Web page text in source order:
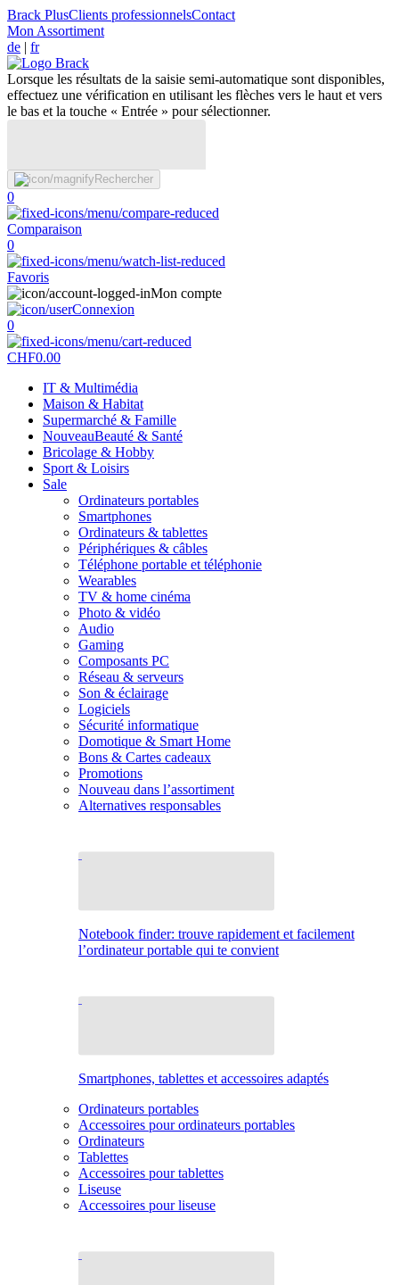
Brack PlusClients professionnelsContact
Mon Assortiment
de | fr
Lorsque les résultats de la saisie semi-automatique sont disponibles,
effectuez une vérification en utilisant les flèches vers le haut et vers
le bas et la touche « Entrée » pour sélectionner.
Rechercher
0
Comparaison
0
Favoris
Mon compte
Connexion
0
CHF0.00
IT & Multimédia
Maison & Habitat
Supermarché & Famille
NouveauBeauté & Santé
Bricolage & Hobby
Sport & Loisirs
Sale
Ordinateurs portables
Smartphones
Ordinateurs & tablettes
Périphériques & câbles
Téléphone portable et téléphonie
Wearables
TV & home cinéma
Photo & vidéo
Audio
Gaming
Composants PC
Réseau & serveurs
Son & éclairage
Logiciels
Sécurité informatique
Domotique & Smart Home
Bons & Cartes cadeaux
Promotions
Nouveau dans l’assortiment
Alternatives responsables
Notebook finder: trouve rapidement et facilement
l’ordinateur portable qui te convient
Smartphones, tablettes et accessoires adaptés
Ordinateurs portables
Accessoires pour ordinateurs portables
Ordinateurs
Tablettes
Accessoires pour tablettes
Liseuse
Accessoires pour liseuse